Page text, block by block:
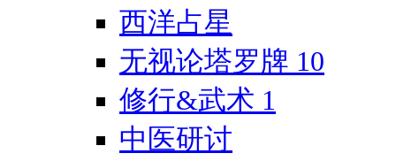
西洋占星
无视论塔罗牌 10
修行&武术 1
中医研讨